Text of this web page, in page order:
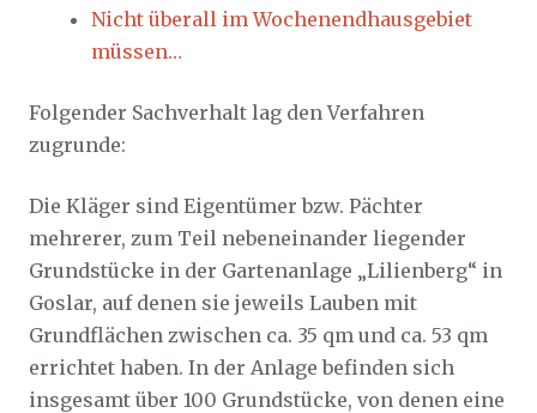
Nicht überall im Wochenendhausgebiet
müssen…
Folgender Sachverhalt lag den Verfahren
zugrunde:
Die Kläger sind Eigentümer bzw. Pächter
mehrerer, zum Teil nebeneinander liegender
Grundstücke in der Gartenanlage „Lilienberg“ in
Goslar, auf denen sie jeweils Lauben mit
Grundflächen zwischen ca. 35 qm und ca. 53 qm
errichtet haben. In der Anlage befinden sich
insgesamt über 100 Grundstücke, von denen eine